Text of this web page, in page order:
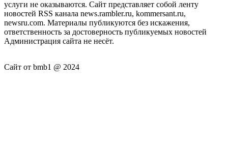
услуги не оказываются. Сайт представляет собой ленту
новостей RSS канала news.rambler.ru, kommersant.ru,
newsru.com. Материалы публикуются без искажения,
ответственность за достоверность публикуемых новостей
Администрация сайта не несёт.
Сайт от bmb1 @ 2024